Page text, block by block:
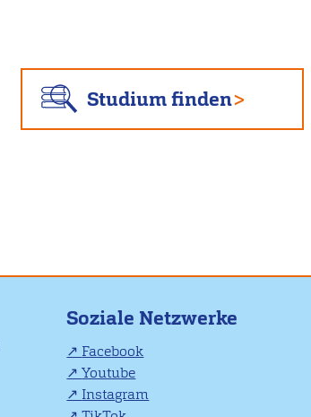
Studium finden
Soziale Netzwerke
Facebook
Youtube
Instagram